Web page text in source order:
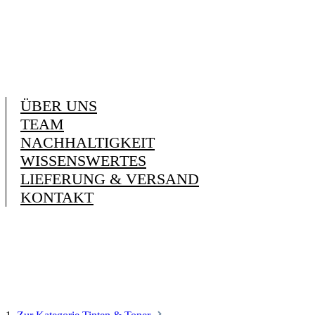
ÜBER UNS
TEAM
NACHHALTIGKEIT
WISSENSWERTES
LIEFERUNG & VERSAND
KONTAKT